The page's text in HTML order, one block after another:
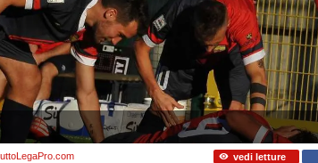
vedi letture